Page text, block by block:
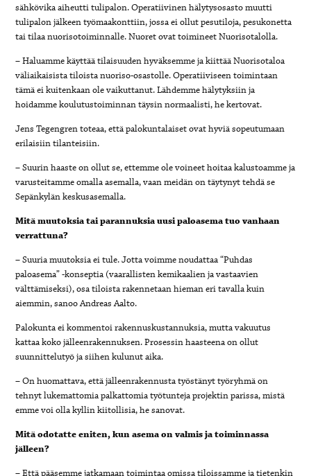
sähkövika aiheutti tulipalon. Operatiivinen hälytysosasto muutti
tulipalon jälkeen työmaakonttiin, jossa ei ollut pesutiloja, pesukonetta
tai tilaa nuorisotoiminnalle. Nuoret ovat toimineet Nuorisotalolla.
– Haluamme käyttää tilaisuuden hyväksemme ja kiittää Nuorisotaloa
väliaikaisista tiloista nuoriso-osastolle. Operatiiviseen toimintaan
tämä ei kuitenkaan ole vaikuttanut. Lähdemme hälytyksiin ja
hoidamme koulutustoiminnan täysin normaalisti, he kertovat.
Jens Tegengren toteaa, että palokuntalaiset ovat hyviä sopeutumaan
erilaisiin tilanteisiin.
– Suurin haaste on ollut se, ettemme ole voineet hoitaa kalustoamme ja
varusteitamme omalla asemalla, vaan meidän on täytynyt tehdä se
Sepänkylän keskusasemalla.
Mitä muutoksia tai parannuksia uusi paloasema tuo vanhaan
verrattuna?
– Suuria muutoksia ei tule. Jotta voimme noudattaa “Puhdas
paloasema” -konseptia (vaarallisten kemikaalien ja vastaavien
välttämiseksi), osa tiloista rakennetaan hieman eri tavalla kuin
aiemmin, sanoo Andreas Aalto.
Palokunta ei kommentoi rakennuskustannuksia, mutta vakuutus
kattaa koko jälleenrakennuksen. Prosessin haasteena on ollut
suunnittelutyö ja siihen kulunut aika.
– On huomattava, että jälleenrakennusta työstänyt työryhmä on
tehnyt lukemattomia palkattomia työtunteja projektin parissa, mistä
emme voi olla kyllin kiitollisia, he sanovat.
Mitä odotatte eniten, kun asema on valmis ja toiminnassa
jälleen?
– Että pääsemme jatkamaan toimintaa omissa tiloissamme ja tietenkin